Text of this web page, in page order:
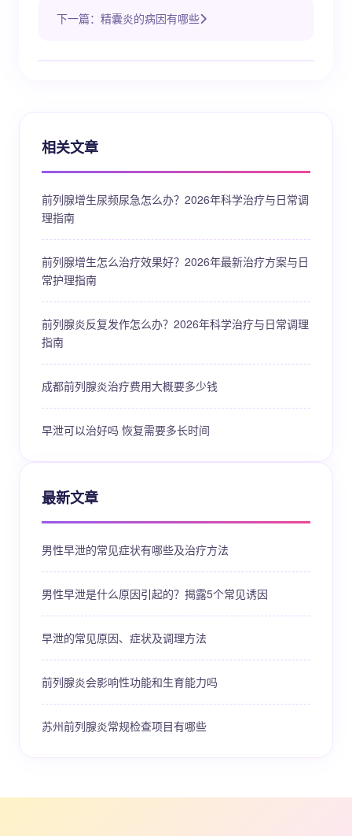
下一篇：精囊炎的病因有哪些
相关文章
前列腺增生尿频尿急怎么办？2026年科学治疗与日常调
理指南
前列腺增生怎么治疗效果好？2026年最新治疗方案与日
常护理指南
前列腺炎反复发作怎么办？2026年科学治疗与日常调理
指南
成都前列腺炎治疗费用大概要多少钱
早泄可以治好吗 恢复需要多长时间
最新文章
男性早泄的常见症状有哪些及治疗方法
男性早泄是什么原因引起的？揭露5个常见诱因
早泄的常见原因、症状及调理方法
前列腺炎会影响性功能和生育能力吗
苏州前列腺炎常规检查项目有哪些